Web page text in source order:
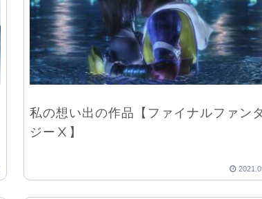
私の想い出の作品【ファイナルファンタ
ジーⅩ】